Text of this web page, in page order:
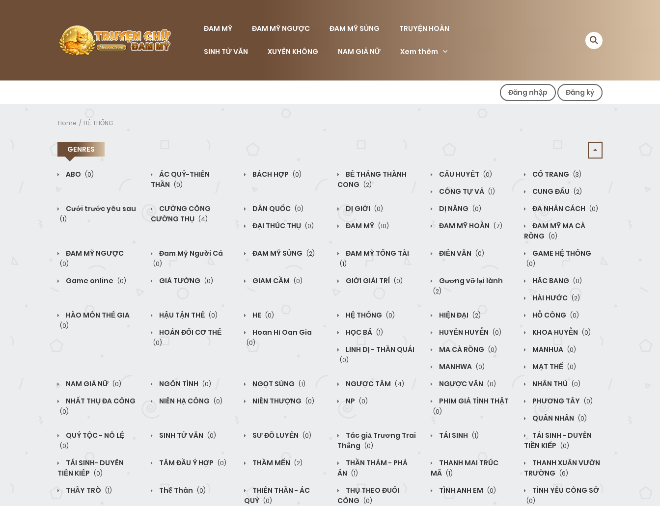
ĐAM MỸ ĐAM MỸ NGƯỢC ĐAM MỸ SỦNG TRUYỆN HOÀN
SINH TỬ VĂN XUYÊN KHÔNG NAM GIẢ NỮ Xem thêm
Đăng nhập Đăng ký
Home HỆ THỐNG
GENRES
ABO (0)
ÁC QUỶ-THIÊN
THẦN (0)
BÁCH HỢP (0)
BẺ THẲNG THÀNH
CONG (2)
CẨU HUYẾT (0) CỔ TRANG (3)
CÔNG TỰ VẢ (1) CUNG ĐẤU (2)
Cưới trước yêu sau
(1)
CƯỜNG CÔNG
CƯỜNG THỤ (4)
DÂN QUỐC (0) DỊ GIỚI (0) DỊ NĂNG (0) ĐA NHÂN CÁCH (0)
ĐẠI THÚC THỤ (0) ĐAM MỸ (10) ĐAM MỸ HOÀN (7)
ĐAM MỸ MA CÀ
RỒNG (0)
ĐAM MỸ NGƯỢC
(0)
Đam Mỹ Người Cá
(0)
ĐAM MỸ SỦNG (2) ĐAM MỸ TỔNG TÀI
(1)
ĐIỀN VĂN (0) GAME HỆ THỐNG
(0)
Game online (0) GIẢ TƯỞNG (0) GIAM CẦM (0) GIỚI GIẢI TRÍ (0) Gương vỡ lại lành
(2)
HĂC BANG (0)
HÀI HƯỚC (2)
HÀO MÔN THẾ GIA
(0)
HẬU TẬN THẾ (0) HE (0) HỆ THỐNG (0) HIỆN ĐẠI (2) HỖ CÔNG (0)
HOÁN ĐỔI CƠ THỂ
(0)
Hoan Hỉ Oan Gia
(0)
HỌC BÁ (1) HUYỀN HUYỄN (0) KHOA HUYỄN (0)
LINH DỊ - THẦN QUÁI
(0)
MA CÀ RỒNG (0) MANHUA (0)
MANHWA (0) MẠT THẾ (0)
NAM GIẢ NỮ (0) NGÔN TÌNH (0) NGỌT SỦNG (1) NGƯỢC TÂM (4) NGƯỢC VĂN (0) NHÂN THÚ (0)
NHẤT THỤ ĐA CÔNG
(0)
NIÊN HẠ CÔNG (0) NIÊN THƯỢNG (0) NP (0) PHIM GIẢ TÌNH THẬT
(0)
PHƯƠNG TÂY (0)
QUÂN NHÂN (0)
QUÝ TỘC - NÔ LỆ
(0)
SINH TỬ VĂN (0) SƯ ĐỒ LUYẾN (0)
Tác giả Trương Trai
Thẳng (0)
TÁI SINH (1)
TÁI SINH - DUYÊN
TIỀN KIẾP (0)
TÁI SINH- DUYÊN
TIỀN KIẾP (0)
TÂM ĐẦU Ý HỢP (0) THẦM MẾN (2)
THẦN THÁM - PHÁ
ÁN (1)
THANH MAI TRÚC
MÃ (1)
THANH XUÂN VƯỜN
TRƯỜNG (6)
THẦY TRÒ (1) Thế Thân (0)
THIÊN THẦN - ÁC
QUỶ (0)
THỤ THEO ĐUỔI
CÔNG (0)
TÌNH ANH EM (0) TÌNH YÊU CÔNG SỞ
(0)